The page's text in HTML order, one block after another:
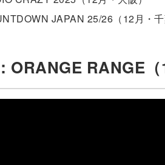
JAPAN 25/26（12月・千
ORANGE RANGE（